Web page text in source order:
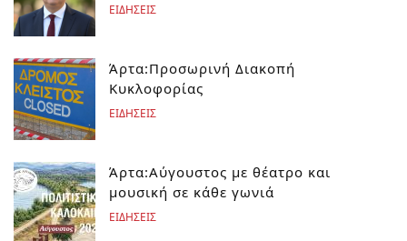
ΕΙΔΗΣΕΙΣ
Άρτα:Προσωρινή Διακοπή
Κυκλοφορίας
ΕΙΔΗΣΕΙΣ
Άρτα:Αύγουστος με θέατρο και
μουσική σε κάθε γωνιά
ΕΙΔΗΣΕΙΣ